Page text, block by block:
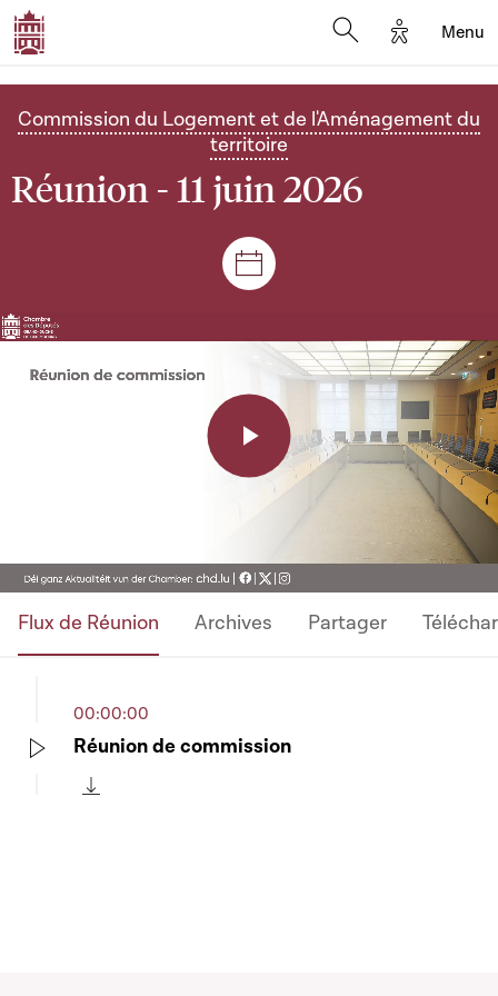
Options
Menu
Commission du Logement et de l'Aménagement du
territoire
Réunion - 11 juin 2026
Séances et réunions
Play
Video
Flux de Réunion Archives Partager
00:00:00
Réunion de commission